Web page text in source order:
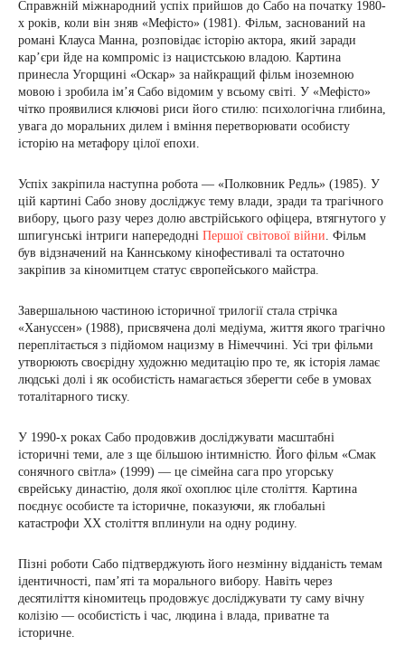
Справжній міжнародний успіх прийшов до Сабо на початку 1980-
х років, коли він зняв «Мефісто» (1981). Фільм, заснований на
романі Клауса Манна, розповідає історію актора, який заради
кар’єри йде на компроміс із нацистською владою. Картина
принесла Угорщині «Оскар» за найкращий фільм іноземною
мовою і зробила ім’я Сабо відомим у всьому світі. У «Мефісто»
чітко проявилися ключові риси його стилю: психологічна глибина,
увага до моральних дилем і вміння перетворювати особисту
історію на метафору цілої епохи.
Успіх закріпила наступна робота — «Полковник Редль» (1985). У
цій картині Сабо знову досліджує тему влади, зради та трагічного
вибору, цього разу через долю австрійського офіцера, втягнутого у
шпигунські інтриги напередодні Першої світової війни. Фільм
був відзначений на Каннському кінофестивалі та остаточно
закріпив за кіномитцем статус європейського майстра.
Завершальною частиною історичної трилогії стала стрічка
«Хануссен» (1988), присвячена долі медіума, життя якого трагічно
переплітається з підйомом нацизму в Німеччині. Усі три фільми
утворюють своєрідну художню медитацію про те, як історія ламає
людські долі і як особистість намагається зберегти себе в умовах
тоталітарного тиску.
У 1990-х роках Сабо продовжив досліджувати масштабні
історичні теми, але з ще більшою інтимністю. Його фільм «Смак
сонячного світла» (1999) — це сімейна сага про угорську
єврейську династію, доля якої охоплює ціле століття. Картина
поєднує особисте та історичне, показуючи, як глобальні
катастрофи XX століття вплинули на одну родину.
Пізні роботи Сабо підтверджують його незмінну відданість темам
ідентичності, пам’яті та морального вибору. Навіть через
десятиліття кіномитець продовжує досліджувати ту саму вічну
колізію — особистість і час, людина і влада, приватне та
історичне.